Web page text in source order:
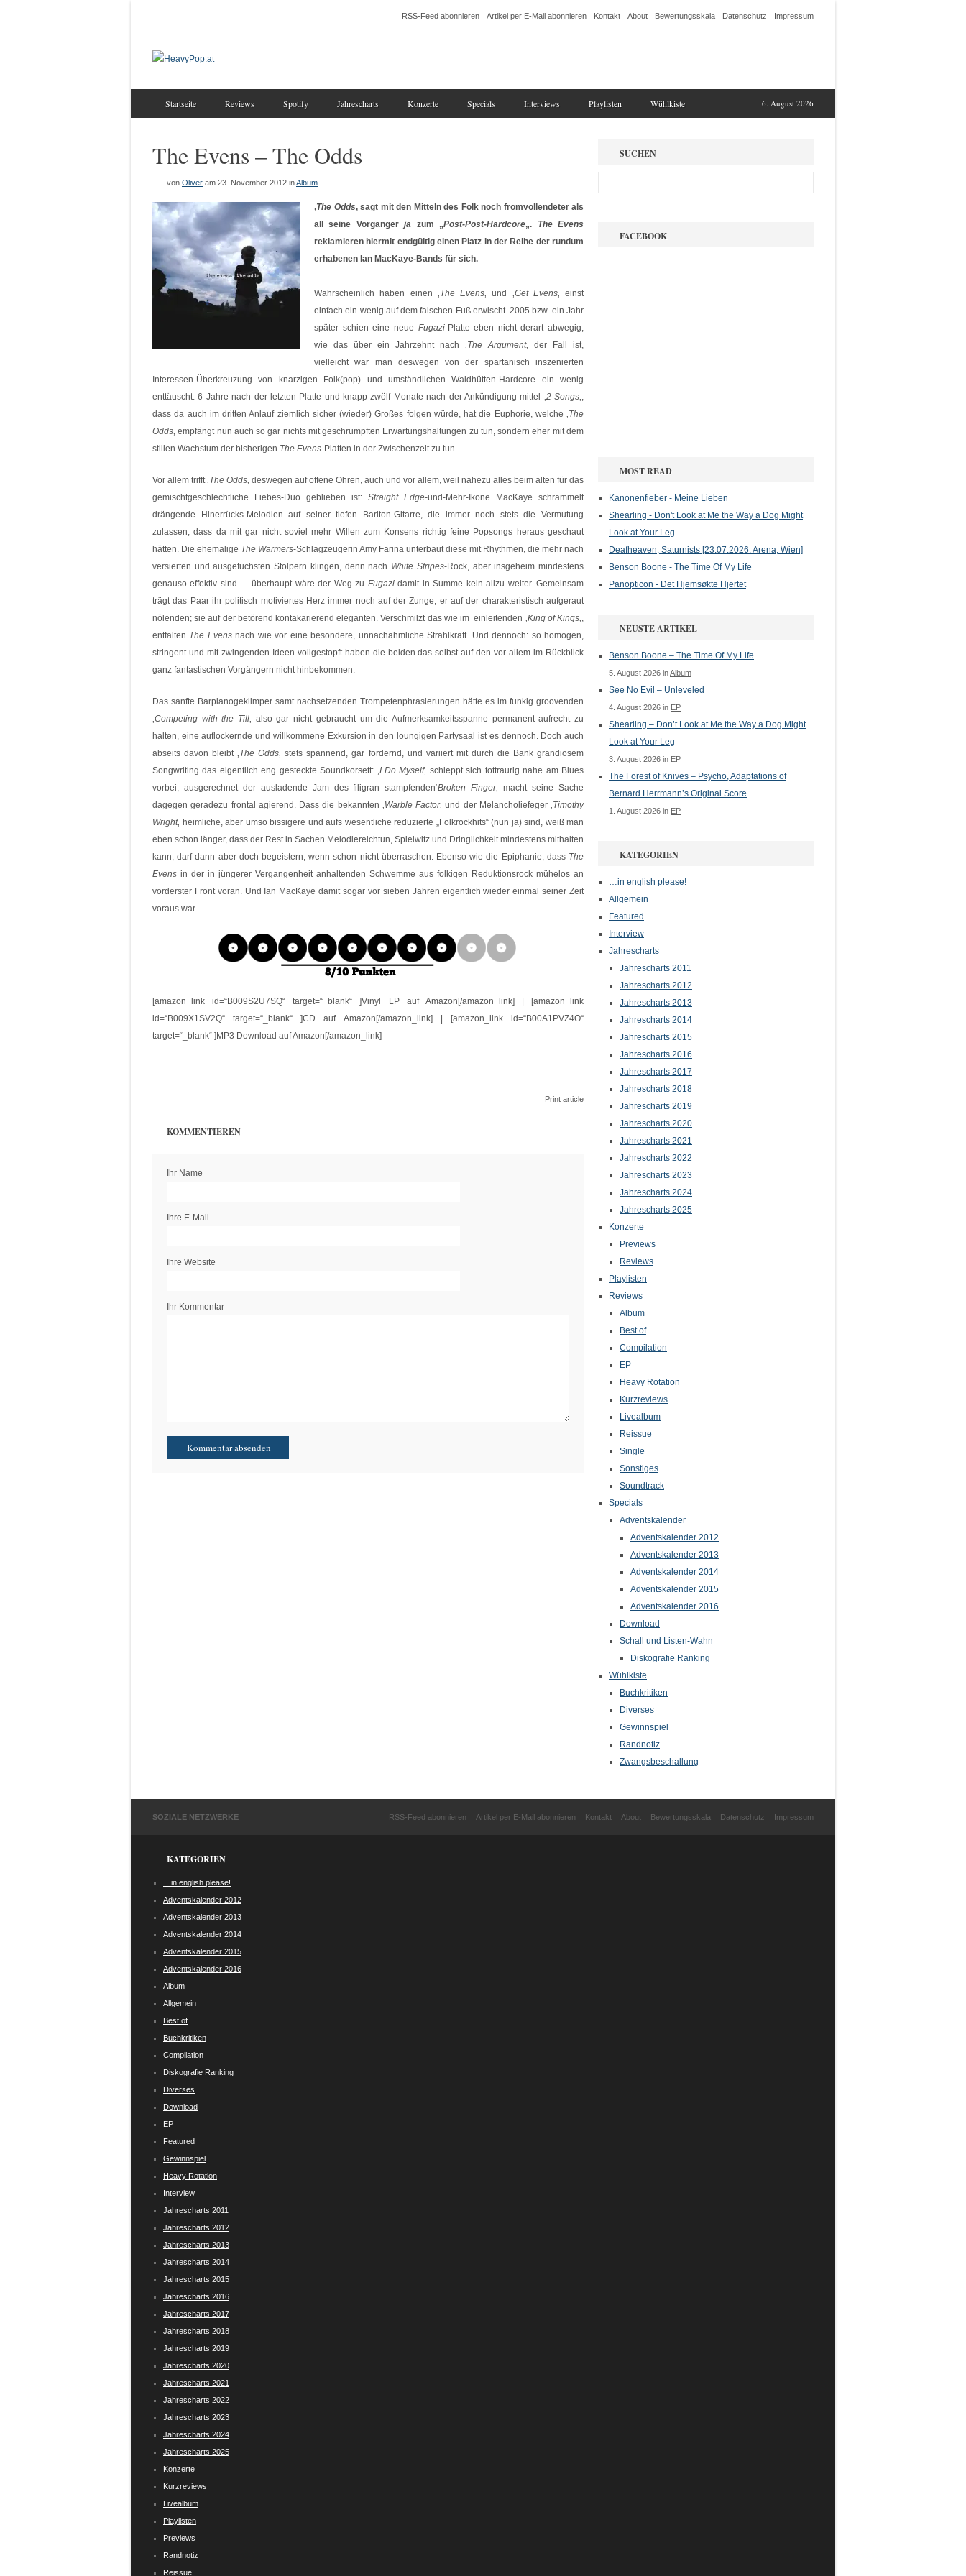
RSS-Feed abonnieren Artikel per E-Mail abonnieren Kontakt About Bewertungsskala Datenschutz Impressum
6. August 2026
Startseite Reviews Spotify Jahrescharts Konzerte Specials Interviews Playlisten Wühlkiste
The Evens – The Odds
von Oliver am 23. November 2012 inAlbum
‚The Odds‚ sagt mit den Mitteln des Folk noch fromvollendeter als
all seine Vorgängerja zum „Post-Post-Hardcore„.
The Evens
reklamieren hiermit endgültig einen Platz in der Reihe der rundum
erhabenen Ian MacKaye-Bands für sich.
Wahrscheinlich haben einen ‚The Evens‚ und ‚Get Evens‚ einst
einfach ein wenig auf dem falschen Fuß erwischt. 2005 bzw. ein Jahr
später schien eine neue Fugazi-Platte eben nicht derart abwegig,
wie das über ein Jahrzehnt nach ‚The Argument‚ der Fall ist,
vielleicht war man deswegen von der spartanisch inszenierten
Interessen-Überkreuzung von knarzigen Folk(pop) und umständlichen Waldhütten-Hardcore ein wenig
enttäuscht. 6 Jahre nach der letzten Platte und knapp zwölf Monate nach der Ankündigung mittel ‚2 Songs‚,
dass da auch im dritten Anlauf ziemlich sicher (wieder) Großes folgen würde, hat die Euphorie, welche ‚The
Odds‚ empfängt nun auch so gar nichts mit geschrumpften Erwartungshaltungen zu tun, sondern eher mit dem
stillen Wachstum der bisherigen The Evens-Platten in der Zwischenzeit zu tun.
Vor allem trifft ‚The Odds‚ deswegen auf offene Ohren, auch und vor allem, weil nahezu alles beim alten für das
gemischtgeschlechtliche Liebes-Duo geblieben ist: Straight Edge-und-Mehr-Ikone MacKaye schrammelt
drängende Hinerrücks-Melodien auf seiner tiefen Bariton-Gitarre, die immer noch stets die Vermutung
zulassen, dass da mit gar nicht soviel mehr Willen zum Konsens richtig feine Popsongs heraus geschaut
hätten. Die ehemalige The Warmers-Schlagzeugerin Amy Farina unterbaut diese mit Rhythmen, die mehr nach
versierten und ausgefuchsten Stolpern klingen, denn nach White Stripes-Rock, aber insgeheim mindestens
genauso effektiv sind – überhaupt wäre der Weg zu Fugazidamit in Summe kein allzu weiter. Gemeinsam
trägt das Paar ihr politisch motiviertes Herz immer noch auf der Zunge; er auf der charakteristisch aufgeraut
nölenden; sie auf der betörend kontakarierend eleganten. Verschmilzt das wie im einleitenden ‚King of Kings‚,
entfalten The Evensnach wie vor eine besondere, unnachahmliche Strahlkraft. Und dennoch: so homogen,
stringent und mit zwingenden Ideen vollgestopft haben die beiden das selbst auf den vor allem im Rückblick
ganz fantastischen Vorgängern nicht hinbekommen.
Das sanfte Barpianogeklimper samt nachsetzenden Trompetenphrasierungen hätte es im funkig groovenden
‚Competing with the Till‚ also gar nicht gebraucht um die Aufmerksamkeitsspanne permanent aufrecht zu
halten, eine auflockernde und willkommene Exkursion in den loungigen Partysaal ist es dennoch. Doch auch
abseits davon bleibt ‚The Odds‚ stets spannend, gar fordernd, und variiert mit durch die Bank grandiosem
Songwriting das eigentlich eng gesteckte Soundkorsett: ‚I Do Myself‚ schleppt sich tottraurig nahe am Blues
vorbei, ausgerechnet der ausladende Jam des filigran stampfenden‘Broken Finger‚ macht seine Sache
dagegen geradezu frontal agierend. Dass die bekannten ‚Warble Factor‚ und der Melancholiefeger ‚Timothy
Wright‚ heimliche, aber umso bissigere und aufs wesentliche reduzierte „Folkrockhits“ (nun ja) sind, weiß man
eben schon länger, dass der Rest in Sachen Melodiereichtun, Spielwitz und Dringlichkeit mindestens mithalten
kann, darf dann aber doch begeistern, wenn schon nicht überraschen. Ebenso wie die Epiphanie, dass The
Evens in der in jüngerer Vergangenheit anhaltenden Schwemme aus folkigen Reduktionsrock mühelos an
vorderster Front voran. Und Ian MacKaye damit sogar vor sieben Jahren eigentlich wieder einmal seiner Zeit
voraus war.
[amazon_link id=“B009S2U7SQ“ target=“_blank“ ]Vinyl LP auf Amazon[/amazon_link] | [amazon_link
id=“B009X1SV2Q“ target=“_blank“ ]CD auf Amazon[/amazon_link] | [amazon_link id=“B00A1PVZ4O“
target=“_blank“ ]MP3 Download auf Amazon[/amazon_link]
Print article
KOMMENTIEREN
Ihr Name
Ihre E-Mail
Ihre Website
Ihr Kommentar
SUCHEN
FACEBOOK
MOST READ
Kanonenfieber - Meine Lieben
Shearling - Don't Look at Me the Way a Dog Might
Look at Your Leg
Deafheaven, Saturnists [23.07.2026: Arena, Wien]
Benson Boone - The Time Of My Life
Panopticon - Det Hjemsøkte Hjertet
NEUSTE ARTIKEL
Benson Boone – The Time Of My Life
5. August 2026 inAlbum
See No Evil – Unleveled
4. August 2026 in EP
Shearling – Don’t Look at Me the Way a Dog Might
Look at Your Leg
3. August 2026 in EP
The Forest of Knives – Psycho, Adaptations of
Bernard Herrmann’s Original Score
1. August 2026 in EP
KATEGORIEN
…in english please!
Allgemein
Featured
Interview
Jahrescharts
Jahrescharts 2011
Jahrescharts 2012
Jahrescharts 2013
Jahrescharts 2014
Jahrescharts 2015
Jahrescharts 2016
Jahrescharts 2017
Jahrescharts 2018
Jahrescharts 2019
Jahrescharts 2020
Jahrescharts 2021
Jahrescharts 2022
Jahrescharts 2023
Jahrescharts 2024
Jahrescharts 2025
Konzerte
Previews
Reviews
Playlisten
Reviews
Album
Best of
Compilation
EP
Heavy Rotation
Kurzreviews
Livealbum
Reissue
Single
Sonstiges
Soundtrack
Specials
Adventskalender
Adventskalender 2012
Adventskalender 2013
Adventskalender 2014
Adventskalender 2015
Adventskalender 2016
Download
Schall und Listen-Wahn
Diskografie Ranking
Wühlkiste
Buchkritiken
Diverses
Gewinnspiel
Randnotiz
Zwangsbeschallung
SOZIALE NETZWERKE RSS-Feed abonnieren Artikel per E-Mail abonnieren Kontakt About Bewertungsskala Datenschutz Impressum
KATEGORIEN
…in english please!
Adventskalender 2012
Adventskalender 2013
Adventskalender 2014
Adventskalender 2015
Adventskalender 2016
Album
Allgemein
Best of
Buchkritiken
Compilation
Diskografie Ranking
Diverses
Download
EP
Featured
Gewinnspiel
Heavy Rotation
Interview
Jahrescharts 2011
Jahrescharts 2012
Jahrescharts 2013
Jahrescharts 2014
Jahrescharts 2015
Jahrescharts 2016
Jahrescharts 2017
Jahrescharts 2018
Jahrescharts 2019
Jahrescharts 2020
Jahrescharts 2021
Jahrescharts 2022
Jahrescharts 2023
Jahrescharts 2024
Jahrescharts 2025
Konzerte
Kurzreviews
Livealbum
Playlisten
Previews
Randnotiz
Reissue